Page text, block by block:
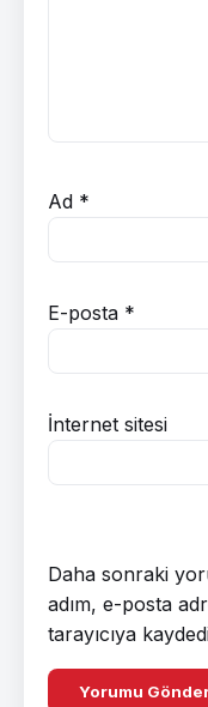
Ad *
E-posta *
İnternet sitesi
Daha sonraki
adım, e-posta
tarayıcıya